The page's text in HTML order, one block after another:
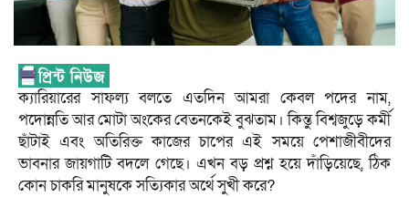
ক্যারিয়ারের সাফল্য বলতে এতদিন আমরা কেবল পদের নাম,
পদোন্নতি আর মোটা অংকের বেতনকেই বুঝতাম। কিন্তু বিশ্বজুড়ে কর্মী
ছাঁটাই এবং অতিরিক্ত কাজের চাপের এই সময়ে পেশাজীবীদের
ভাবনার জায়গাটি বদলে গেছে। এখন বড় প্রশ্ন হয়ে দাঁড়িয়েছে, ঠিক
কোন চাকরি মানুষকে সত্যিকার অর্থে সুখী করে?